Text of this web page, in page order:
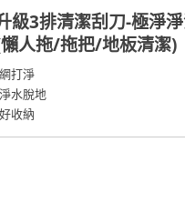
級3排清潔刮刀-極淨
人拖/拖把/地板清潔)
打淨
水脫地
收納